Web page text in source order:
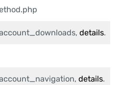
details.
details.